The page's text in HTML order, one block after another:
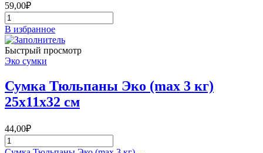
59,00₽
Количество
товара
Пакет
трапеция
ЖД
22х23
см
В избранное
Быстрый просмотр
Эко сумки
Сумка Тюльпаны Эко (max 3 кг)
25х11х32 см
44,00₽
Количество
товара